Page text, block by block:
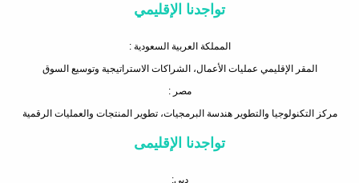
تواجدنا الإقليمي
المملكة العربية السعودية :
المقر الإقليمي عمليات الأعمال، الشراكات الاستراتيجية وتوسيع السوق
مصر :
مركز التكنولوجيا والتطوير هندسة البرمجيات، تطوير المنتجات والعمليات الرقمية
تواجدنا الإقليمى
دبي: